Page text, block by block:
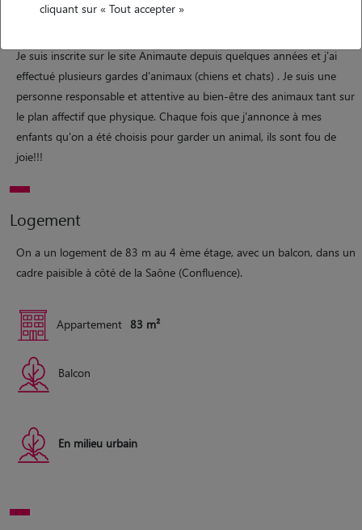
Expérience
Je suis inscrite sur le site Animaute depuis quelques années et j'ai
effectué plusieurs gardes d'animaux (chiens et chats) . Je suis une
personne responsable et attentive au bien-être des animaux tant sur
le plan affectif que physique. Chaque fois que j'annonce à mes
enfants qu'on a été choisis pour garder un animal, ils sont fou de
joie!!!
Logement
On a un logement de 83 m au 4 ème étage, avec un balcon, dans un
cadre paisible à côté de la Saône (Confluence).
Appartement 83 m²
Balcon
En milieu urbain
cliquant sur « Tout accepter »